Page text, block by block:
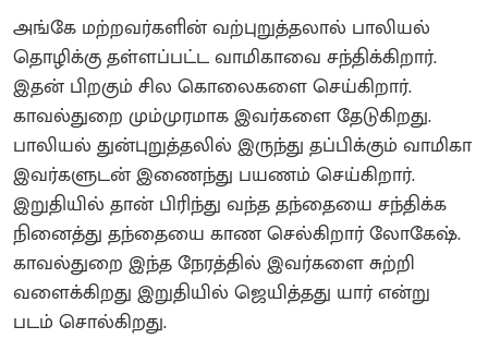
அங்கே மற்றவர்களின் வற்புறுத்தலால் பாலியல்
தொழிக்கு தள்ளப்பட்ட வாமிகாவை சந்திக்கிறார்.
இதன் பிறகும் சில கொலைகளை செய்கிறார்.
காவல்துறை மும்முரமாக இவர்களை தேடுகிறது.
பாலியல் துன்புறுத்தலில் இருந்து தப்பிக்கும் வாமிகா
இவர்களுடன் இணைந்து பயணம் செய்கிறார்.
இறுதியில் தான் பிரிந்து வந்த தந்தையை சந்திக்க
நினைத்து தந்தையை காண செல்கிறார் லோகேஷ்.
காவல்துறை இந்த நேரத்தில் இவர்களை சுற்றி
வளைக்கிறது இறுதியில் ஜெயித்தது யார் என்று
படம் சொல்கிறது.